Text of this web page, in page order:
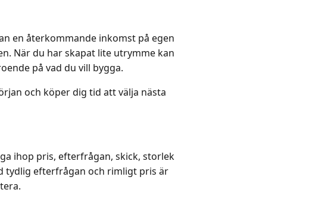
en återkommande inkomst på egen
När du har skapat lite utrymme kan
på vad du vill bygga.
och köper dig tid att välja nästa
ihop pris, efterfrågan, skick, storlek
tydlig efterfrågan och rimligt pris är